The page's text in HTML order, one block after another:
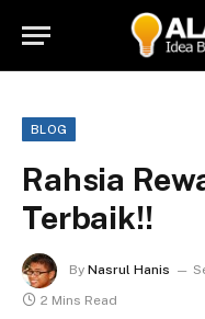
BLOG
Rahsia
Terbaik!!
By Nasrul Hanis
2 Mins Read